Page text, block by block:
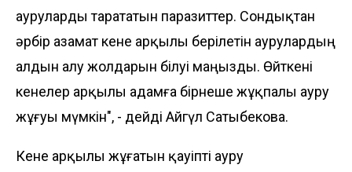
ауруларды тарататын паразиттер. Сондықтан
әрбір азамат кене арқылы берілетін аурулардың
алдын алу жолдарын білуі маңызды. Өйткені
кенелер арқылы адамға бірнеше жұқпалы ауру
жұғуы мүмкін", - дейді Айгүл Сатыбекова.
Кене арқылы жұғатын қауіпті ауру